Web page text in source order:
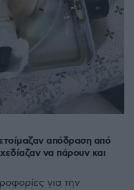
απόδραση από
να πάρουν και
για την